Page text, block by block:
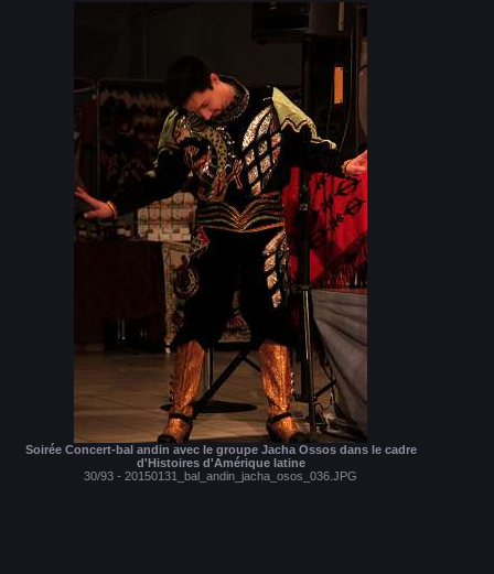
Soirée Concert-bal andin avec le groupe Jacha Ossos dans le cadre
d'Histoires d'Amérique latine
30/93 - 20150131_bal_andin_jacha_osos_036.JPG